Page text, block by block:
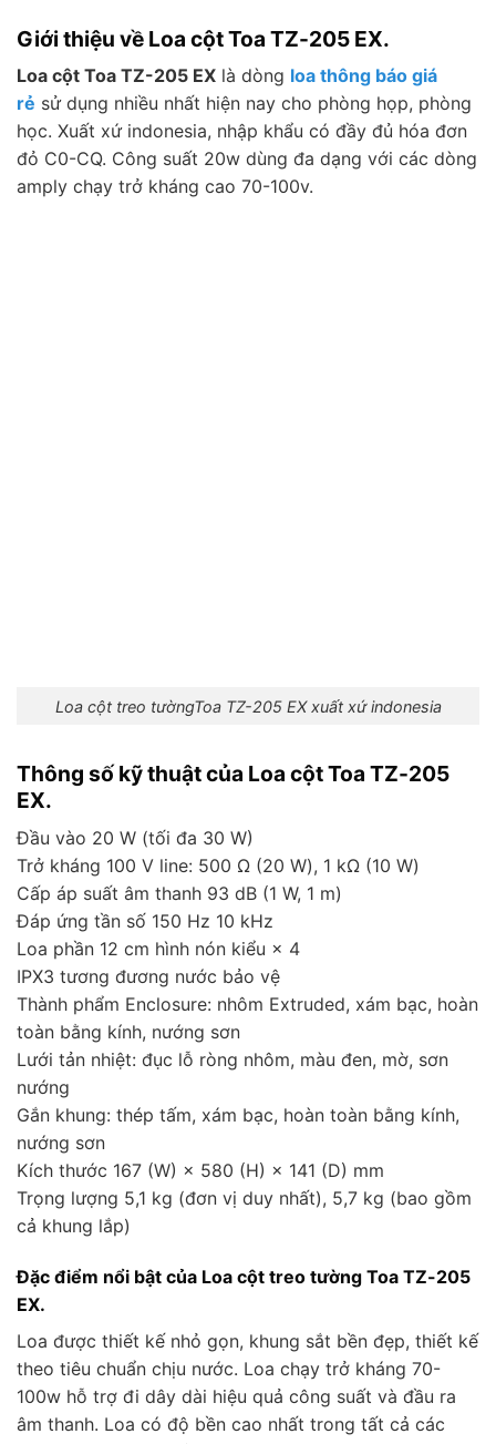
Giới thiệu về Loa cột Toa TZ-205 EX.
Loa cột Toa TZ-205 EX là dòng loa thông báo giá
rẻ sử dụng nhiều nhất hiện nay cho phòng họp, phòng
học. Xuất xứ indonesia, nhập khẩu có đầy đủ hóa đơn
đỏ C0-CQ. Công suất 20w dùng đa dạng với các dòng
amply chạy trở kháng cao 70-100v.
Loa cột treo tườngToa TZ-205 EX xuất xứ indonesia
Thông số kỹ thuật của Loa cột Toa TZ-205
EX.
Đầu vào 20 W (tối đa 30 W)
Trở kháng 100 V line: 500 Ω (20 W), 1 kΩ (10 W)
Cấp áp suất âm thanh 93 dB (1 W, 1 m)
Đáp ứng tần số 150 Hz 10 kHz
Loa phần 12 cm hình nón kiểu × 4
IPX3 tương đương nước bảo vệ
Thành phẩm Enclosure: nhôm Extruded, xám bạc, hoàn
toàn bằng kính, nướng sơn
Lưới tản nhiệt: đục lỗ ròng nhôm, màu đen, mờ, sơn
nướng
Gắn khung: thép tấm, xám bạc, hoàn toàn bằng kính,
nướng sơn
Kích thước 167 (W) × 580 (H) × 141 (D) mm
Trọng lượng 5,1 kg (đơn vị duy nhất), 5,7 kg (bao gồm
cả khung lắp)
Đặc điểm nổi bật của Loa cột treo tường Toa TZ-205
EX.
Loa được thiết kế nhỏ gọn, khung sắt bền đẹp, thiết kế
theo tiêu chuẩn chịu nước. Loa chạy trở kháng 70-
100w hỗ trợ đi dây dài hiệu quả công suất và đầu ra
âm thanh. Loa có độ bền cao nhất trong tất cả các